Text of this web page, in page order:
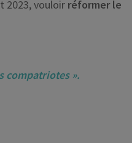
2023, vouloir réformer le
compatriotes ».